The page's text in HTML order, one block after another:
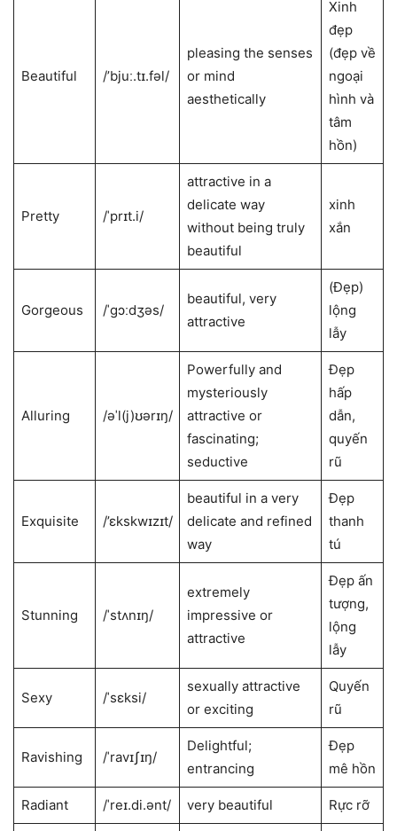
Beautiful /’bjuː.tɪ.fəl/
pleasing the senses
or mind
aesthetically
Xinh
đẹp
(đẹp về
ngoại
hình và
tâm
hồn)
Pretty /ˈprɪt.i/
attractive in a
delicate way
without being truly
beautiful
xinh
xắn
Gorgeous /ˈɡɔːdʒəs/
beautiful, very
attractive
(Đẹp)
lộng
lẫy
Alluring /əˈl(j)ʊərɪŋ/
Powerfully and
mysteriously
attractive or
fascinating;
seductive
Đẹp
hấp
dẫn,
quyến
rũ
Exquisite /’ɛkskwɪzɪt/
beautiful in a very
delicate and refined
way
Đẹp
thanh
tú
Stunning /ˈstʌnɪŋ/
extremely
impressive or
attractive
Đẹp ấn
tượng,
lộng
lẫy
Sexy /ˈsɛksi/
sexually attractive
or exciting
Quyến
rũ
Ravishing /ˈravɪʃɪŋ/
Delightful;
entrancing
Đẹp
mê hồn
Radiant /ˈreɪ.di.ənt/ very ​beautiful Rực rỡ